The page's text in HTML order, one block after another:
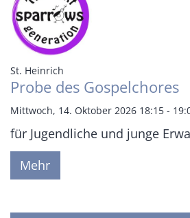
St. Heinrich
Probe des Gospelchores
Mittwoch, 14. Oktober 2026 18:15 -
für Jugendliche und junge
Mehr